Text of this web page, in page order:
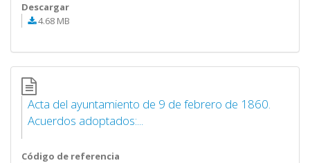
Descargar
4.68 MB
Acta del ayuntamiento de 9 de febrero de 1860.
Acuerdos adoptados:...
Código de referencia